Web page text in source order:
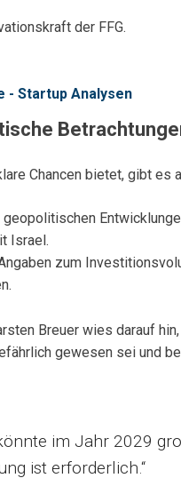
der FFG.
Chancen bietet, gibt es
Israel.
zum
Breuer wies darauf
gewesen sei und
im Jahr 2029
ist erforderlich.“